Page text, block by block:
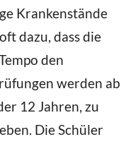
Krankenstände
dazu, dass die
den
werden ab
12 Jahren, zu
Die Schüler